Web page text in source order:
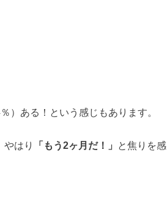
）ある！という感じもあります。
はり 「もう2ヶ月だ！」
と焦りを感